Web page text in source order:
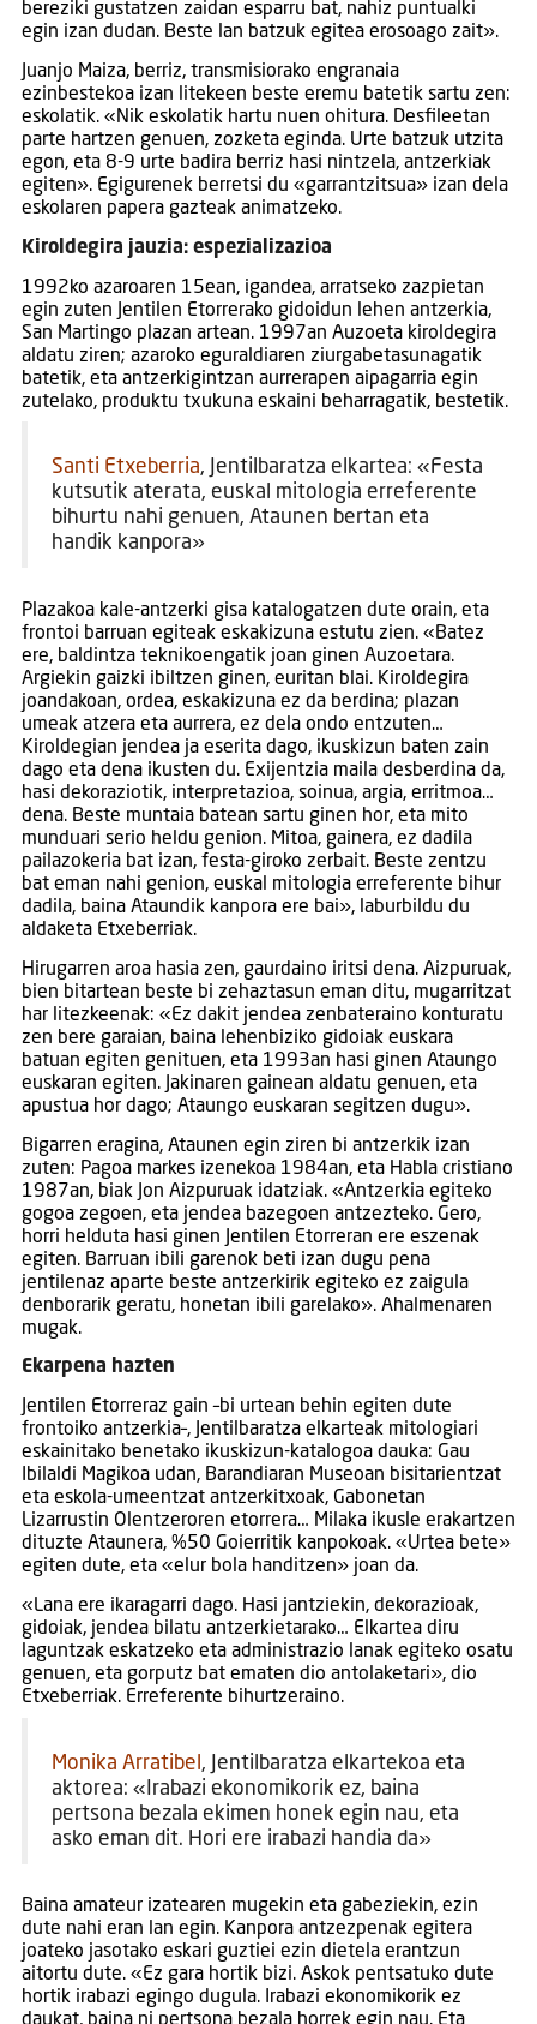
bereziki gustatzen zaidan esparru bat, nahiz puntualki
egin izan dudan. Beste lan batzuk egitea erosoago zait».
Juanjo Maiza, berriz, transmisiorako engranaia
ezinbestekoa izan litekeen beste eremu batetik sartu zen:
eskolatik. «Nik eskolatik hartu nuen ohitura. Desfileetan
parte hartzen genuen, zozketa eginda. Urte batzuk utzita
egon, eta 8-9 urte badira berriz hasi nintzela, antzerkiak
egiten». Egigurenek berretsi du «garrantzitsua» izan dela
eskolaren papera gazteak animatzeko.
Kiroldegira jauzia: espezializazioa
1992ko azaroaren 15ean, igandea, arratseko zazpietan
egin zuten Jentilen Etorrerako gidoidun lehen antzerkia,
San Martingo plazan artean. 1997an Auzoeta kiroldegira
aldatu ziren; azaroko eguraldiaren ziurgabetasunagatik
batetik, eta antzerkigintzan aurrerapen aipagarria egin
zutelako, produktu txukuna eskaini beharragatik, bestetik.
Santi Etxeberria, Jentilbaratza elkartea: «Festa
kutsutik aterata, euskal mitologia erreferente
bihurtu nahi genuen, Ataunen bertan eta
handik kanpora»
Plazakoa kale-antzerki gisa katalogatzen dute orain, eta
frontoi barruan egiteak eskakizuna estutu zien. «Batez
ere, baldintza teknikoengatik joan ginen Auzoetara.
Argiekin gaizki ibiltzen ginen, euritan blai. Kiroldegira
joandakoan, ordea, eskakizuna ez da berdina; plazan
umeak atzera eta aurrera, ez dela ondo entzuten…
Kiroldegian jendea ja eserita dago, ikuskizun baten zain
dago eta dena ikusten du. Exijentzia maila desberdina da,
hasi dekoraziotik, interpretazioa, soinua, argia, erritmoa…
dena. Beste muntaia batean sartu ginen hor, eta mito
munduari serio heldu genion. Mitoa, gainera, ez dadila
pailazokeria bat izan, festa-giroko zerbait. Beste zentzu
bat eman nahi genion, euskal mitologia erreferente bihur
dadila, baina Ataundik kanpora ere bai», laburbildu du
aldaketa Etxeberriak.
Hirugarren aroa hasia zen, gaurdaino iritsi dena. Aizpuruak,
bien bitartean beste bi zehaztasun eman ditu, mugarritzat
har litezkeenak: «Ez dakit jendea zenbateraino konturatu
zen bere garaian, baina lehenbiziko gidoiak euskara
batuan egiten genituen, eta 1993an hasi ginen Ataungo
euskaran egiten. Jakinaren gainean aldatu genuen, eta
apustua hor dago; Ataungo euskaran segitzen dugu».
Bigarren eragina, Ataunen egin ziren bi antzerkik izan
zuten: Pagoa markes izenekoa 1984an, eta Habla cristiano
1987an, biak Jon Aizpuruak idatziak. «Antzerkia egiteko
gogoa zegoen, eta jendea bazegoen antzezteko. Gero,
horri helduta hasi ginen Jentilen Etorreran ere eszenak
egiten. Barruan ibili garenok beti izan dugu pena
jentilenaz aparte beste antzerkirik egiteko ez zaigula
denborarik geratu, honetan ibili garelako». Ahalmenaren
mugak.
Ekarpena hazten
Jentilen Etorreraz gain –bi urtean behin egiten dute
frontoiko antzerkia–, Jentilbaratza elkarteak mitologiari
eskainitako benetako ikuskizun-katalogoa dauka: Gau
Ibilaldi Magikoa udan, Barandiaran Museoan bisitarientzat
eta eskola-umeentzat antzerkitxoak, Gabonetan
Lizarrustin Olentzeroren etorrera… Milaka ikusle erakartzen
dituzte Ataunera, %50 Goierritik kanpokoak. «Urtea bete»
egiten dute, eta «elur bola handitzen» joan da.
«Lana ere ikaragarri dago. Hasi jantziekin, dekorazioak,
gidoiak, jendea bilatu antzerkietarako… Elkartea diru
laguntzak eskatzeko eta administrazio lanak egiteko osatu
genuen, eta gorputz bat ematen dio antolaketari», dio
Etxeberriak. Erreferente bihurtzeraino.
Monika Arratibel , Jentilbaratza elkartekoa eta
aktorea: «Irabazi ekonomikorik ez, baina
pertsona bezala ekimen honek egin nau, eta
asko eman dit. Hori ere irabazi handia da»
Baina amateur izatearen mugekin eta gabeziekin, ezin
dute nahi eran lan egin. Kanpora antzezpenak egitera
joateko jasotako eskari guztiei ezin dietela erantzun
aitortu dute. «Ez gara hortik bizi. Askok pentsatuko dute
hortik irabazi egingo dugula. Irabazi ekonomikorik ez